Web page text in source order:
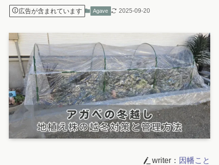
広告が含まれています Agave 2025-09-20
writer： 因幡こと